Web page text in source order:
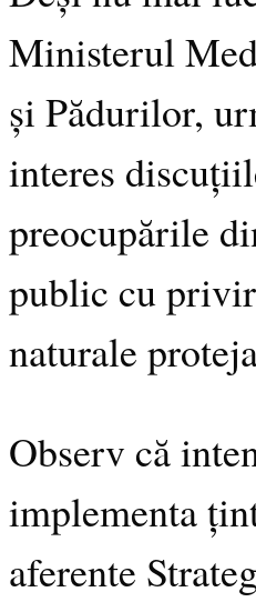
Ministerul
și Pădurilor,
interes
preocupările
public cu
naturale
Observ că
implementa
aferente